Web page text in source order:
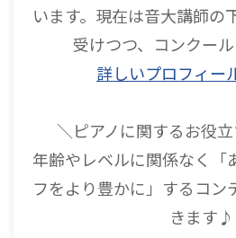
います。現在は音大講師の
受けつつ、コンクール
詳しいプロフィー
＼ピアノに関するお役
年齢やレベルに関係なく「
フをより豊かに」するコン
きます♪